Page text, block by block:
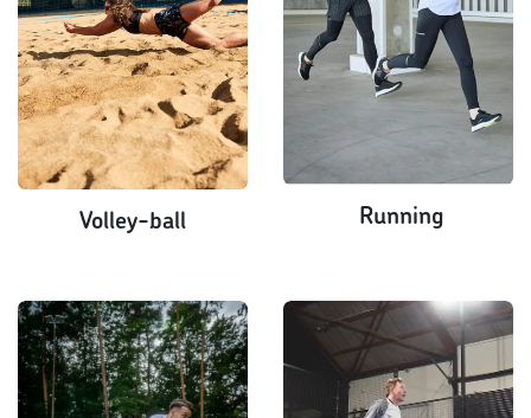
Volley-ball Running